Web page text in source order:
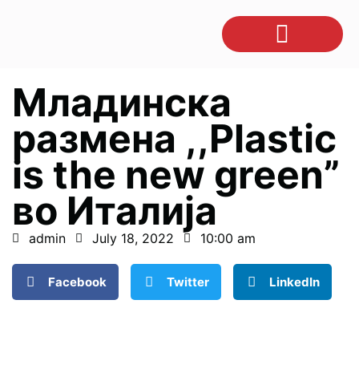
Младинска
размена ,,Plastic
is the new green”
во Италија
admin July 18, 2022 10:00 am
Facebook Twitter LinkedIn